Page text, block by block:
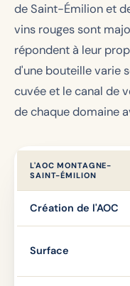
de Saint-Émilion et
vins rouges sont
répondent à leur
d'une bouteille varie
cuvée et le canal de
de chaque domaine
L'AOC MONTAGNE-
SAINT-ÉMILION
Création de l'AOC
Surface